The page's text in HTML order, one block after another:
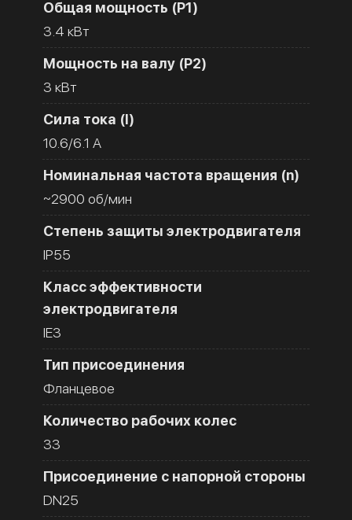
Общая мощность (Р1)
3.4 кВт
Мощность на валу (Р2)
3 кВт
Сила тока (I)
10.6/6.1 A
Номинальная частота вращения (n)
~2900 об/мин
Степень защиты электродвигателя
IP55
Класс эффективности
электродвигателя
IE3
Тип присоединения
Фланцевое
Количество рабочих колес
33
Присоединение с напорной стороны
DN25